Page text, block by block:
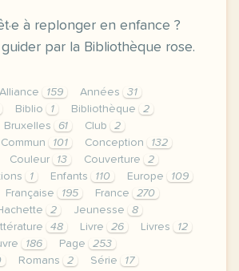
à replonger en enfance ?
guider par la Bibliothèque rose.
Alliance 159 Années
31
Biblio 1 Bibliothèque
2
Bruxelles 61 Club
2
Commun 101 Conception
132
Couleur 13 Couverture
2
1 Enfants 110 Europe
109
Française 195 France
270
2 Jeunesse
8
48 Livre 26 Livres
12
186 Page
253
Romans 2 Série 17